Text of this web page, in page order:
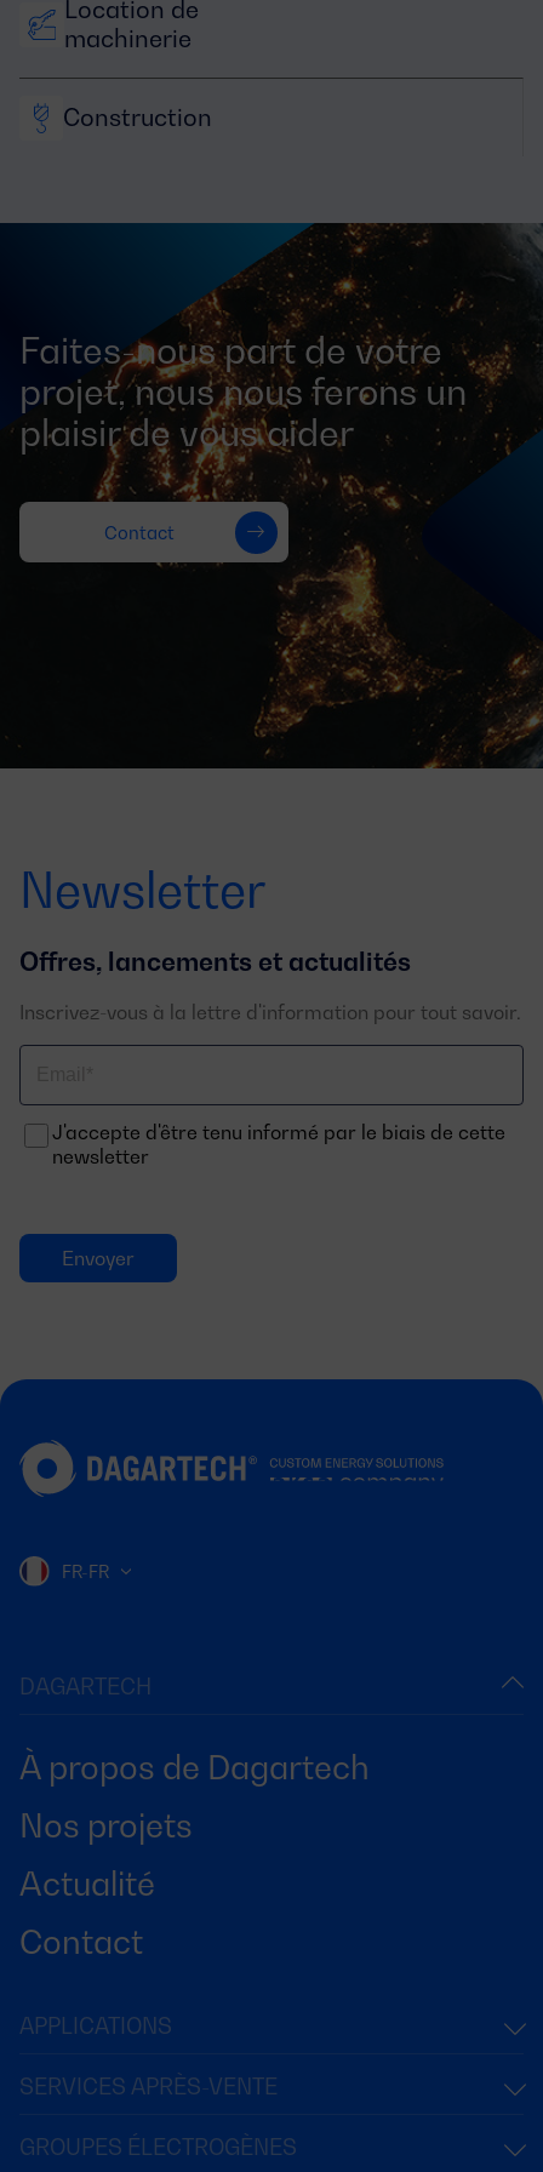
Location de
machinerie
Construction
Faites-nous part de votre
projet, nous nous ferons un
plaisir de vous aider
Contact
Newsletter
Offres, lancements et actualités
Inscrivez-vous à la lettre d'information pour tout savoir.
J'accepte d'être tenu informé par le biais de cette
newsletter
DAGARTECH
À propos de Dagartech
Nos projets
Actualité
Contact
FR-FR
APPLICATIONS
SERVICES APRÈS-VENTE
GROUPES ÉLECTROGÈNES